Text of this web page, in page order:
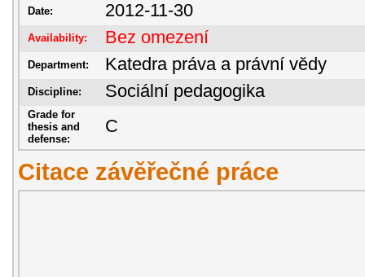
Date: 2012-11-30
Availability: Bez omezení
Department: Katedra práva a právní vědy
Discipline: Sociální pedagogika
Grade for
thesis and
defense:
C
Citace závěřečné práce